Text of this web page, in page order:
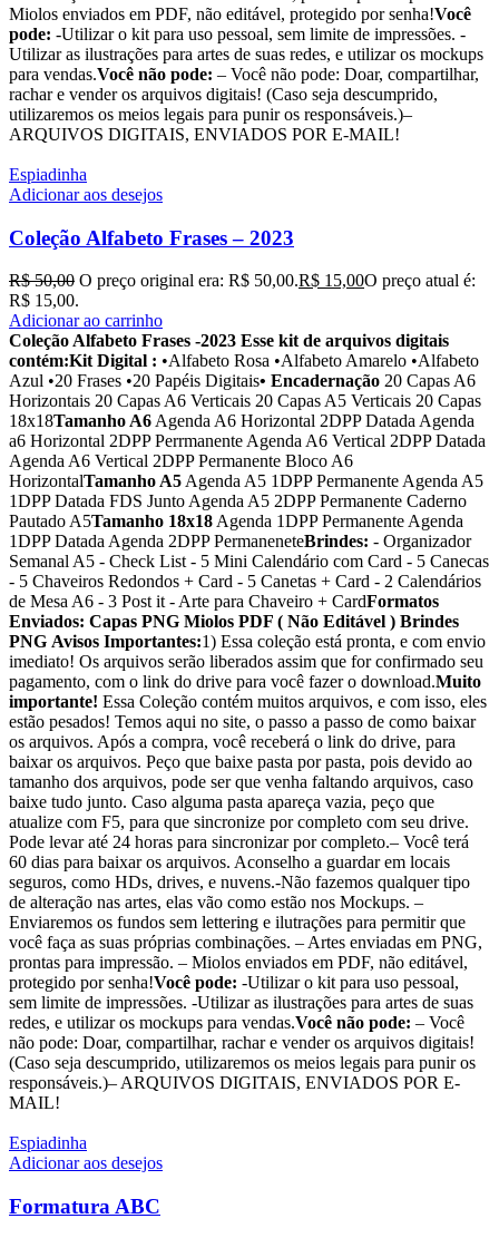
Miolos enviados em PDF, não editável, protegido por senha!Você
pode: -Utilizar o kit para uso pessoal, sem limite de impressões. -
Utilizar as ilustrações para artes de suas redes, e utilizar os mockups
para vendas.Você não pode: – Você não pode: Doar, compartilhar,
rachar e vender os arquivos digitais! (Caso seja descumprido,
utilizaremos os meios legais para punir os responsáveis.)–
ARQUIVOS DIGITAIS, ENVIADOS POR E-MAIL!
Espiadinha
Adicionar aos desejos
Coleção Alfabeto Frases – 2023
R$50,00 O preço original era: R$ 50,00.R$ 15,00O preço atual é:
R$ 15,00.
Adicionar ao carrinho
Coleção Alfabeto Frases -2023 Esse kit de arquivos digitais
contém:Kit Digital : •Alfabeto Rosa •Alfabeto Amarelo •Alfabeto
Azul •20 Frases •20 Papéis Digitais• Encadernação 20 Capas A6
Horizontais 20 Capas A6 Verticais 20 Capas A5 Verticais 20 Capas
18x18Tamanho A6Agenda A6 Horizontal 2DPP Datada Agenda
a6 Horizontal 2DPP Perrmanente Agenda A6 Vertical 2DPP Datada
Agenda A6 Vertical 2DPP Permanente Bloco A6
HorizontalTamanho A5Agenda A5 1DPP Permanente Agenda A5
1DPP Datada FDS Junto Agenda A5 2DPP Permanente Caderno
Pautado A5Tamanho 18x18Agenda 1DPP Permanente Agenda
1DPP Datada Agenda 2DPP PermaneneteBrindes: - Organizador
Semanal A5 - Check List - 5 Mini Calendário com Card - 5 Canecas
- 5 Chaveiros Redondos + Card - 5 Canetas + Card - 2 Calendários
de Mesa A6 - 3 Post it - Arte para Chaveiro + CardFormatos
Enviados: Capas PNG Miolos PDF ( Não Editável ) Brindes
PNG Avisos Importantes:1) Essa coleção está pronta, e com envio
imediato! Os arquivos serão liberados assim que for confirmado seu
pagamento, com o link do drive para você fazer o download.Muito
importante! Essa Coleção contém muitos arquivos, e com isso, eles
estão pesados! Temos aqui no site, o passo a passo de como baixar
os arquivos. Após a compra, você receberá o link do drive, para
baixar os arquivos. Peço que baixe pasta por pasta, pois devido ao
tamanho dos arquivos, pode ser que venha faltando arquivos, caso
baixe tudo junto. Caso alguma pasta apareça vazia, peço que
atualize com F5, para que sincronize por completo com seu drive.
Pode levar até 24 horas para sincronizar por completo.– Você terá
60 dias para baixar os arquivos. Aconselho a guardar em locais
seguros, como HDs, drives, e nuvens.-Não fazemos qualquer tipo
de alteração nas artes, elas vão como estão nos Mockups. –
Enviaremos os fundos sem lettering e ilutrações para permitir que
você faça as suas próprias combinações. – Artes enviadas em PNG,
prontas para impressão. – Miolos enviados em PDF, não editável,
protegido por senha!Você pode: -Utilizar o kit para uso pessoal,
sem limite de impressões. -Utilizar as ilustrações para artes de suas
redes, e utilizar os mockups para vendas.Você não pode: – Você
não pode: Doar, compartilhar, rachar e vender os arquivos digitais!
(Caso seja descumprido, utilizaremos os meios legais para punir os
responsáveis.)– ARQUIVOS DIGITAIS, ENVIADOS POR E-
MAIL!
Espiadinha
Adicionar aos desejos
Formatura ABC